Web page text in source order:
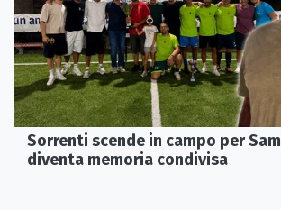
Sorrenti scende in campo per
diventa memoria condivisa